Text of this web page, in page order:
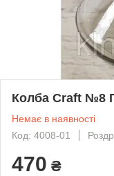
Колба Craft №8
Немає в наявності
Код: 4008-01
470 ₴